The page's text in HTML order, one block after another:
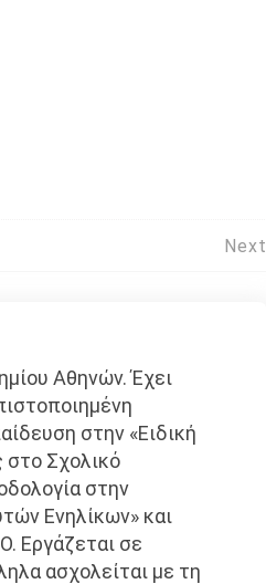
Next
Αθηνών. Έχει
στην «Ειδική
στο Σχολικό
στην
Ενηλίκων» και
Εργάζεται σε
ασχολείται με τη